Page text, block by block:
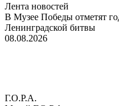
Лента новостей
В Музее Победы отметят
Ленинградской битвы
08.08.2026
Г.О.Р.А.